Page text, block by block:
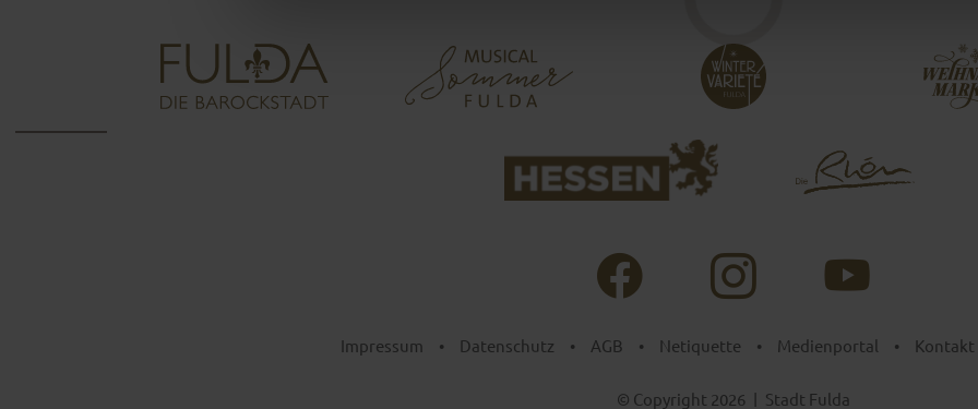
Impressum • Datenschutz • AGB • Netiquette • Medienportal • Kontakt
© Copyright 2026 | Stadt Fulda